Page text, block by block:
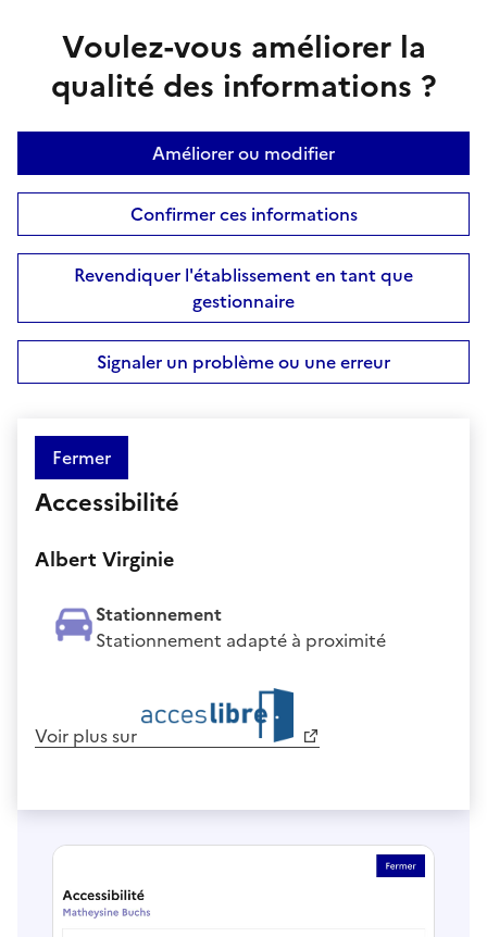
Voulez-vous améliorer la
qualité des informations ?
Améliorer ou modifier
Confirmer ces informations
Revendiquer l'établissement en tant que
gestionnaire
Signaler un problème ou une erreur
Fermer
Accessibilité
Albert Virginie
Stationnement
Stationnement adapté à proximité
Voir plus sur